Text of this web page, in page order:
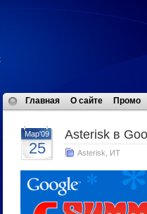
Главная О сайте Промо
Мар'09
25
Asterisk в
Asterisk ИТ